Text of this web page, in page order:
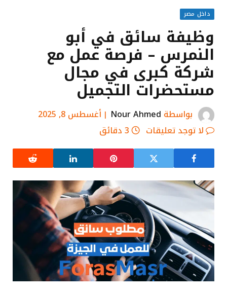
داخل مصر
وظيفة سائق في أبو
النمرس – فرصة عمل مع
شركة كبرى في مجال
مستحضرات التجميل
بواسطة Nour Ahmed
أغسطس 8, 2025
لا توجد تعليقات
3 دقائق